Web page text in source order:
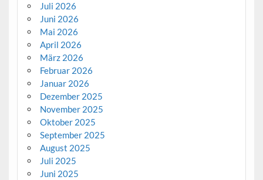
Juli 2026
Juni 2026
Mai 2026
April 2026
März 2026
Februar 2026
Januar 2026
Dezember 2025
November 2025
Oktober 2025
September 2025
August 2025
Juli 2025
Juni 2025